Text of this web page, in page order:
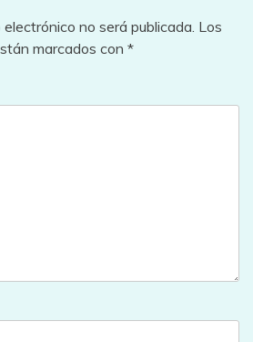
no será publicada. Los
marcados con *